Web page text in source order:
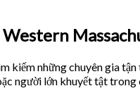
kiếm những chuyên gia
người lớn khuyết tật trong